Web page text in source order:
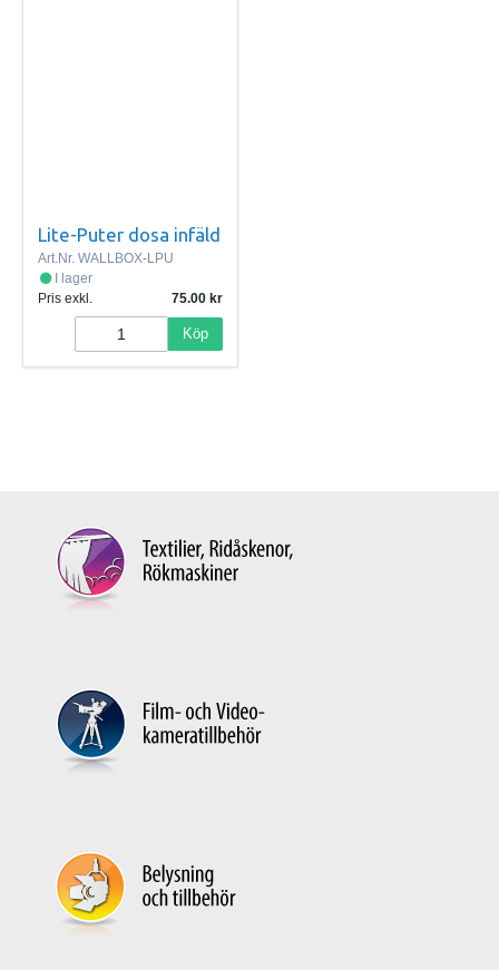
Lite-Puter dosa infäld
Art.Nr. WALLBOX-LPU
I lager
Pris exkl.
75.00
Köp